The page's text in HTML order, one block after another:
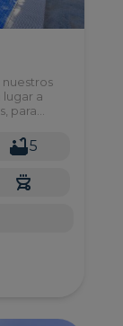
nuestros
lugar a
para
5